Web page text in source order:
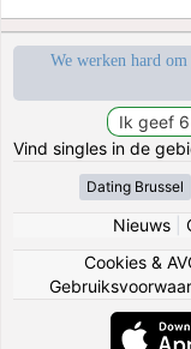
We werken hard
Vind singles in de
Dating Brussel
Nieuws|
Cookies &